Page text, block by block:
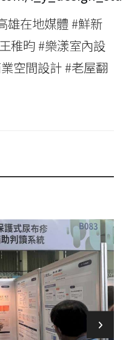
雄在地媒體 #鮮新
稚昀 #樂漾室內設
空間設計 #老屋翻